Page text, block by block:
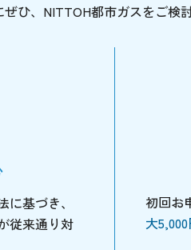
ひ、NITTOH都市ガスをご検討
基づき、
従来通り対
初回お
大5,000